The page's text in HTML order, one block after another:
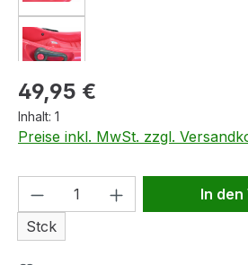
Regulärer Preis:
49,95 €
Inhalt: 1
Preise inkl. MwSt. zzgl.
Produkt Anzahl: Gib
Stck
In